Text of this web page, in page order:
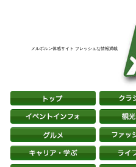
メルボルン体感サイト フレッシュな情報満載